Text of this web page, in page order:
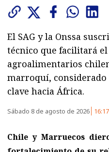
El SAG y la Onssa
técnico que facilitará
agroalimentarios
marroquí,
clave hacia África.
Sábado 8 de agosto de 2026 16:17
Chile y Marruecos